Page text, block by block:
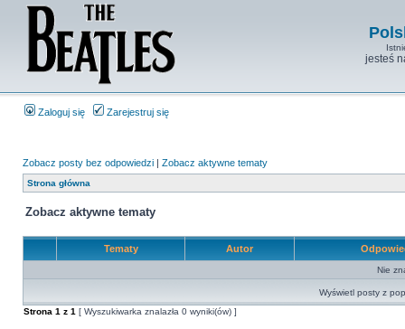
jesteś
Zaloguj się Zarejestruj się
Zobacz posty bez odpowiedzi | Zobacz aktywne tematy
Strona główna
Zobacz aktywne tematy
Tematy Autor
Nie
Wyświetl posty z
Strona 1 z 1 [ Wyszukiwarka znalazła 0 wyniki(ów) ]